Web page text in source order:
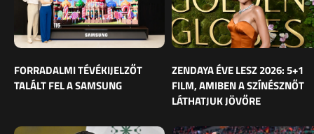
FORRADALMI TÉVÉKIJELZŐT
TALÁLT FEL A SAMSUNG
ZENDAYA ÉVE LESZ 2026: 5+1
FILM, AMIBEN A SZÍNÉSZNŐT
LÁTHATJUK JÖVŐRE